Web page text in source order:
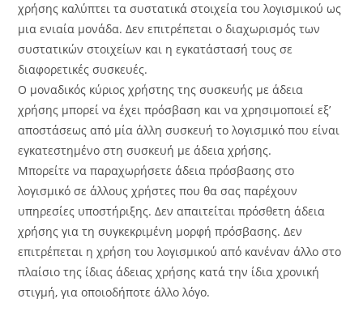
χρήσης καλύπτει τα συστατικά στοιχεία του λογισμικού ως
μια ενιαία μονάδα. Δεν επιτρέπεται ο διαχωρισμός των
συστατικών στοιχείων και η εγκατάστασή τους σε
διαφορετικές συσκευές.
Ο μοναδικός κύριος χρήστης της συσκευής με άδεια
χρήσης μπορεί να έχει πρόσβαση και να χρησιμοποιεί εξ’
αποστάσεως από μία άλλη συσκευή το λογισμικό που είναι
εγκατεστημένο στη συσκευή με άδεια χρήσης.
Μπορείτε να παραχωρήσετε άδεια πρόσβασης στο
λογισμικό σε άλλους χρήστες που θα σας παρέχουν
υπηρεσίες υποστήριξης. Δεν απαιτείται πρόσθετη άδεια
χρήσης για τη συγκεκριμένη μορφή πρόσβασης. Δεν
επιτρέπεται η χρήση του λογισμικού από κανέναν άλλο στο
πλαίσιο της ίδιας άδειας χρήσης κατά την ίδια χρονική
στιγμή, για οποιοδήποτε άλλο λόγο.